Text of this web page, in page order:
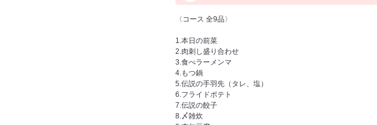
〈コース 全9品〉
1.本日の前菜
2.肉刺し盛り合わせ
3.食べラーメンマ
4.もつ鍋
5.伝説の手羽先（タレ、塩）
6.フライドポテト
7.伝説の餃子
8.〆雑炊